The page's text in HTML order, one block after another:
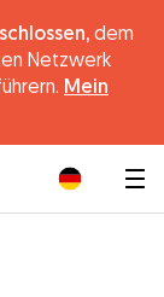
dem
Netzwerk
Mein